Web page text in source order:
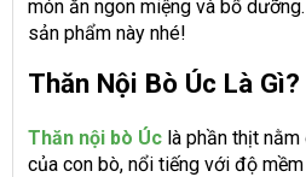
món ăn ngon miệng và bổ
sản phẩm này nhé!
Thăn Nội Bò Úc Là Gì?
Thăn nội bò Úc là phần thịt
của con bò, nổi tiếng với độ